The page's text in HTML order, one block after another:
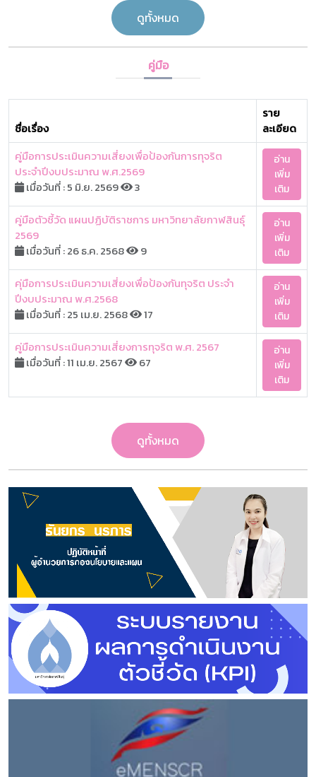
ดูทั้งหมด
คู่มือ
ชื่อเรื่อง
ราย
ละเอียด
คู่มือการประเมินความเสี่ยงเพื่อป้องกันการทุจริต
ประจำปีงบประมาณ พ.ศ.2569
เมื่อวันที่ : 5 มิ.ย. 2569
3
อ่าน
เพิ่ม
เติม
คู่มือตัวชี้วัด แผนปฏิบัติราชการ มหาวิทยาลัยกาฬสินธุ์
2569
เมื่อวันที่ : 26 ธ.ค. 2568
9
อ่าน
เพิ่ม
เติม
คุ่มือการประเมินความเสี่ยงเพื่อป้องกันทุจริต ประจำ
ปีงบประมาณ พ.ศ.2568
เมื่อวันที่ : 25 เม.ย. 2568
17
อ่าน
เพิ่ม
เติม
คู่มือการประเมินความเสี่ยงการทุจริต พ.ศ. 2567
เมื่อวันที่ : 11 เม.ย. 2567
67
อ่าน
เพิ่ม
เติม
ดูทั้งหมด